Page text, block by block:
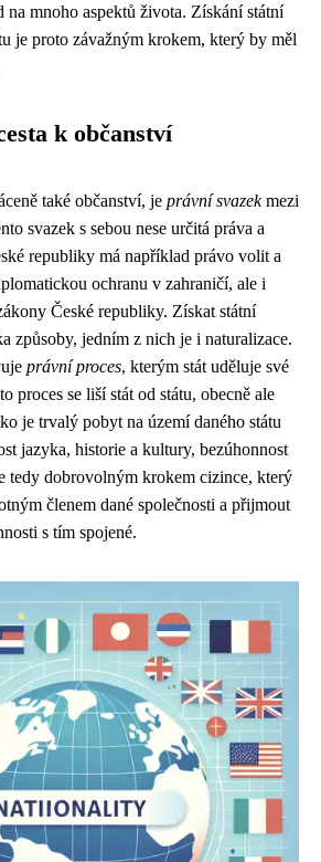
na mnoho aspektů života. Získání státní
je proto závažným krokem, který by měl
k občanství
také občanství, je právní svazekmezi
svazek s sebou nese určitá práva a
republiky má například právo volit a
ochranu v zahraničí, ale i
České republiky. Získat státní
způsoby, jedním z nich je i naturalizace.
právní proces, kterým stát uděluje své
proces se liší stát od státu, obecně ale
je trvalý pobyt na území daného státu
jazyka, historie a kultury, bezúhonnost
tedy dobrovolným krokem cizince, který
členem dané společnosti a přijmout
s tím spojené.